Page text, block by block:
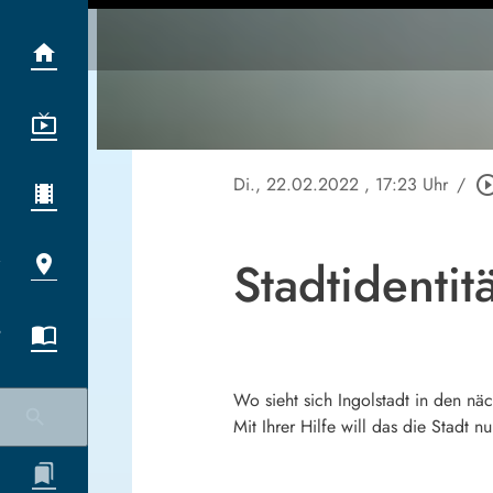
Di., 22.02.2022 , 17:23 Uhr /
Wo sieht sich Ingolstadt in den
Mit Ihrer Hilfe will das die Stadt